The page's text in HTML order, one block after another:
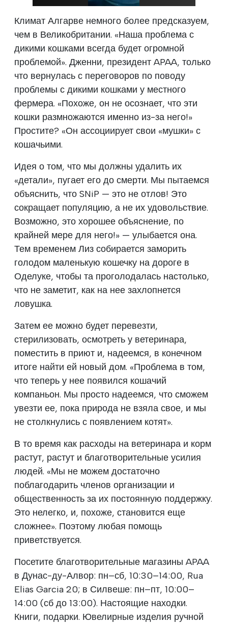
Климат Алгарве немного более предсказуем,
чем в Великобритании. «Наша проблема с
дикими кошками всегда будет огромной
проблемой». Дженни, президент APAA, только
что вернулась с переговоров по поводу
проблемы с дикими кошками у местного
фермера. «Похоже, он не осознает, что эти
кошки размножаются именно из-за него!»
Простите? «Он ассоциирует свои «мушки» с
кошачьими.
Идея о том, что мы должны удалить их
«детали», пугает его до смерти. Мы пытаемся
объяснить, что SNiP — это не отлов! Это
сокращает популяцию, а не их удовольствие.
Возможно, это хорошее объяснение, по
крайней мере для него!» — улыбается она.
Тем временем Лиз собирается заморить
голодом маленькую кошечку на дороге в
Оделуке, чтобы та проголодалась настолько,
что не заметит, как на нее захлопнется
ловушка.
Затем ее можно будет перевезти,
стерилизовать, осмотреть у ветеринара,
поместить в приют и, надеемся, в конечном
итоге найти ей новый дом. «Проблема в том,
что теперь у нее появился кошачий
компаньон. Мы просто надеемся, что сможем
увезти ее, пока природа не взяла свое, и мы
не столкнулись с появлением котят».
В то время как расходы на ветеринара и корм
растут, растут и благотворительные усилия
людей. «Мы не можем достаточно
поблагодарить членов организации и
общественность за их постоянную поддержку.
Это нелегко, и, похоже, становится еще
сложнее». Поэтому любая помощь
приветствуется.
Посетите благотворительные магазины APAA
в Дунас-ду-Алвор: пн–сб, 10:30–14:00, Rua
Elias Garcia 20; в Силвеше: пн–пт, 10:00–
14:00 (сб до 13:00). Настоящие находки.
Книги, подарки. Ювелирные изделия ручной